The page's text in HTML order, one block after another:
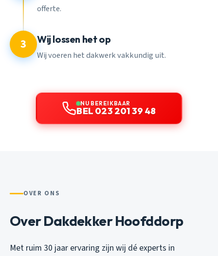
offerte.
3 Wij lossen het op
Wij voeren het dakwerk vakkundig uit.
NU BEREIKBAAR
BEL 023 201 39 48
OVER ONS
Over Dakdekker Hoofddorp
Met ruim 30 jaar ervaring zijn wij dé experts in